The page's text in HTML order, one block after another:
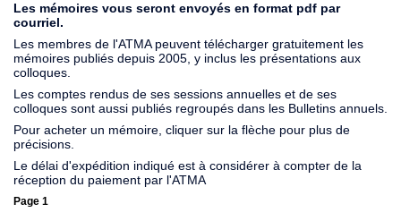
Les mémoires vous seront envoyés en format pdf par
courriel.
Les membres de l'ATMA peuvent télécharger gratuitement les
mémoires publiés depuis 2005, y inclus les présentations aux
colloques.
Les comptes rendus de ses sessions annuelles et de ses
colloques sont aussi publiés regroupés dans les Bulletins annuels.
Pour acheter un mémoire, cliquer sur la flèche pour plus de
précisions.
Le délai d'expédition indiqué est à considérer à compter de la
réception du paiement par l'ATMA
Page 1